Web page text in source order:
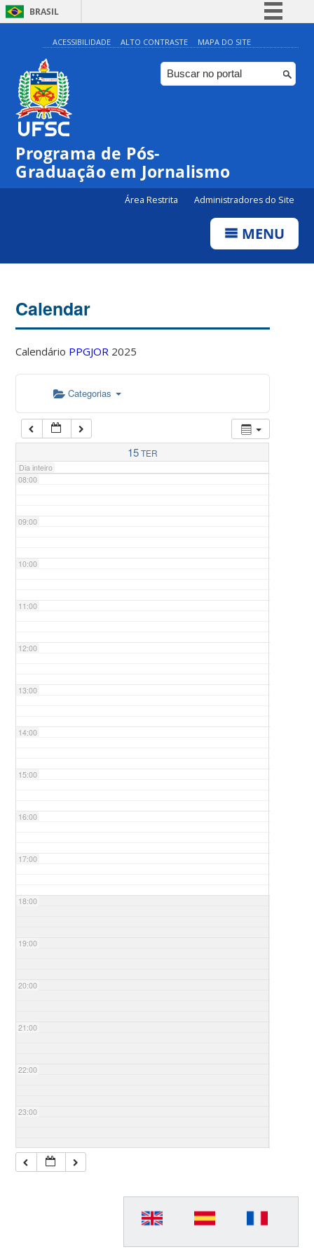
BRASIL
Simplifique!
Comunica BR
Participe
ACESSIBILIDADE ALTO CONTRASTE MAPA DO SITE
Programa de Pós-
Graduação em Jornalismo
Área Restrita Administradores do Site
MENU
Calendar
Calendário PPGJOR 2025
Categorias
15TER
Dia inteiro
04:00
05:00
07:00
08:00
09:00
10:00
11:00
12:00
13:00
14:00
15:00
16:00
17:00
18:00
19:00
20:00
21:00
22:00
23:00